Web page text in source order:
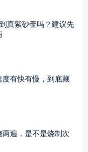
真紫砂壶吗？建议先
有快有慢，到底藏
遍，是不是烧制次